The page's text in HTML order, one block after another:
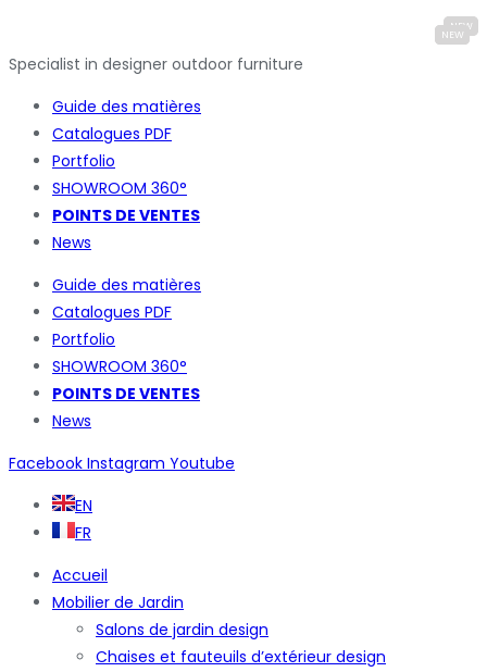
Specialist in designer outdoor furniture
Guide des matières
Catalogues PDF
Portfolio
SHOWROOM 360°
POINTS DE VENTES
News
Guide des matières
Catalogues PDF
Portfolio
SHOWROOM 360°
POINTS DE VENTES
News
Facebook Instagram Youtube
EN
FR
Accueil
Mobilier de Jardin
Salons de jardin design
Chaises et fauteuils d’extérieur design